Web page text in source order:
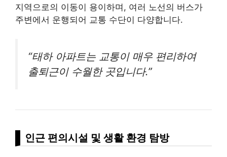
지역으로의 이동이 용이하며, 여러 노선의 버스가
주변에서 운행되어 교통 수단이 다양합니다.
“태하 아파트는 교통이 매우 편리하여
출퇴근이 수월한 곳입니다.”
인근 편의시설 및 생활 환경 탐방